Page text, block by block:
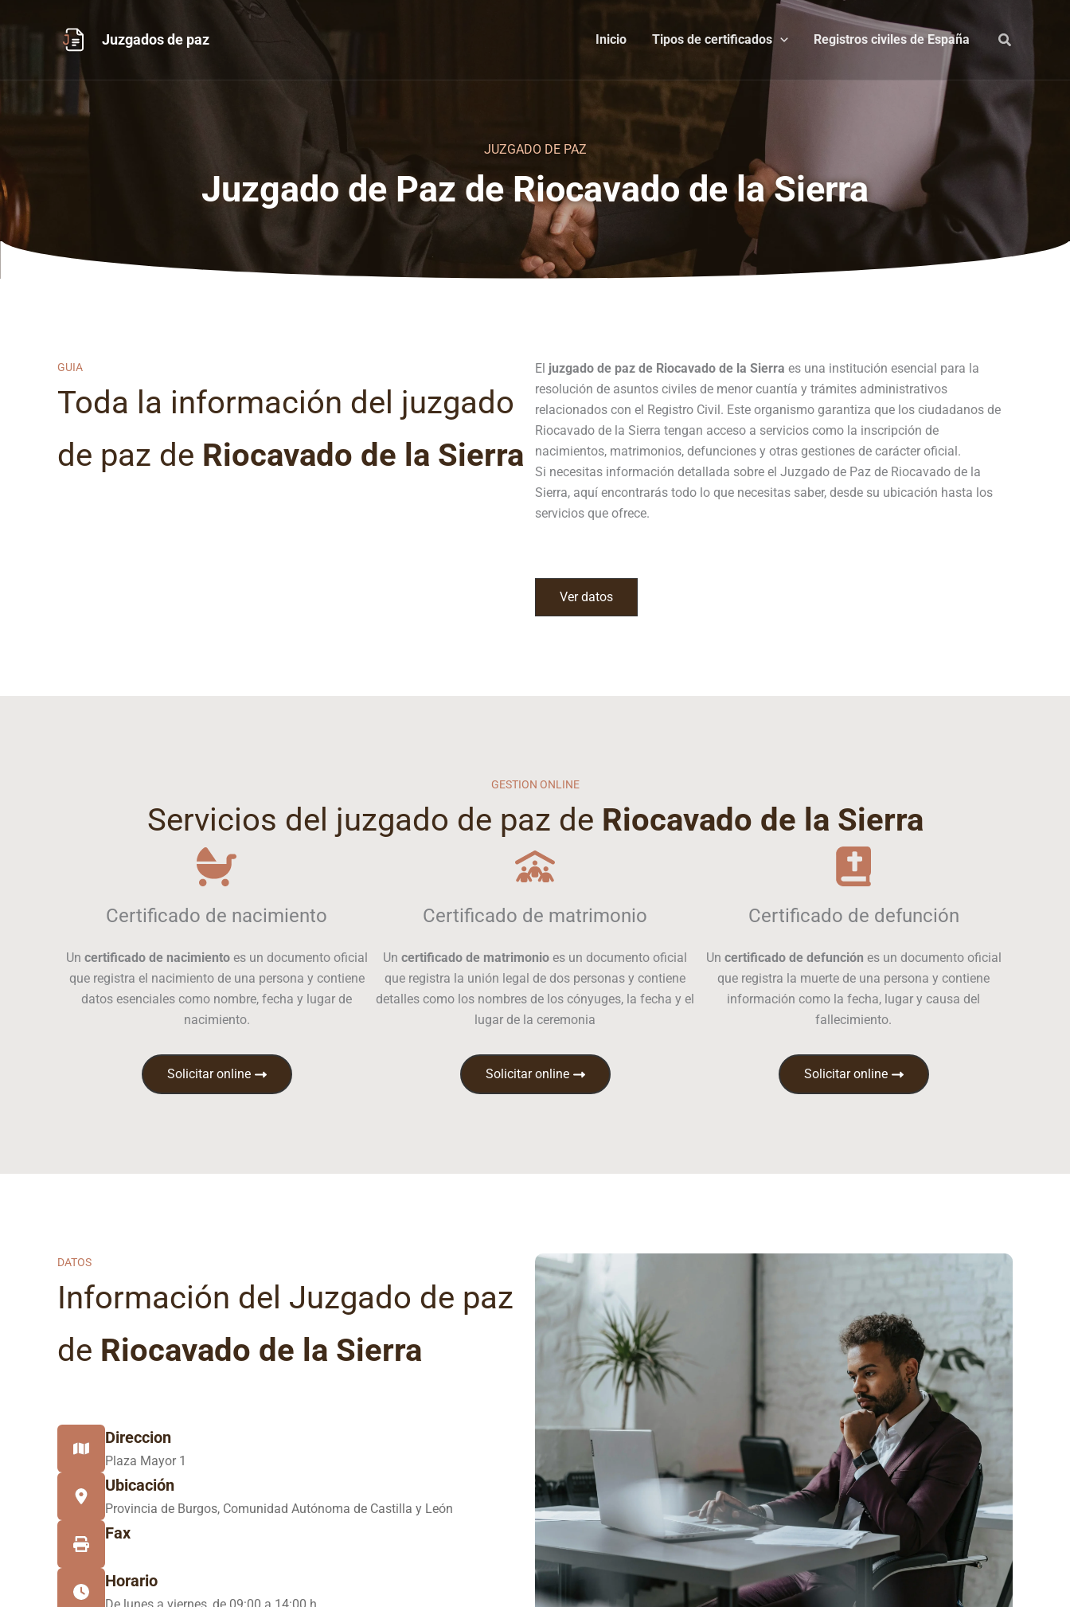
Juzgados de paz Inicio Tipos de certificados Registros civiles de España
JUZGADO DE PAZ
Juzgado de Paz de Riocavado de la Sierra
GUIA
Toda la información del juzgado
de paz de Riocavado de la Sierra
El juzgado de paz de Riocavado de la Sierra es una institución esencial para la
resolución de asuntos civiles de menor cuantía y trámites administrativos
relacionados con el Registro Civil. Este organismo garantiza que los ciudadanos de
Riocavado de la Sierra tengan acceso a servicios como la inscripción de
nacimientos, matrimonios, defunciones y otras gestiones de carácter oficial.
Si necesitas información detallada sobre el Juzgado de Paz de Riocavado de la
Sierra, aquí encontrarás todo lo que necesitas saber, desde su ubicación hasta los
servicios que ofrece.
Ver datos
GESTION ONLINE
Servicios del juzgado de paz de Riocavado de la Sierra
Certificado de nacimiento
Un certificado de nacimientoes un documento oficial
que registra el nacimiento de una persona y contiene
datos esenciales como nombre, fecha y lugar de
nacimiento.
Solicitar online
Certificado de matrimonio
Un certificado de matrimonio es un documento oficial
que registra la unión legal de dos personas y contiene
detalles como los nombres de los cónyuges, la fecha y el
lugar de la ceremonia
Solicitar online
Certificado de defunción
Un certificado de defunción es un documento oficial
que registra la muerte de una persona y contiene
información como la fecha, lugar y causa del
fallecimiento.
Solicitar online
DATOS
Información del Juzgado de paz
de Riocavado de la Sierra
Direccion
Plaza Mayor 1
Ubicación
Provincia de Burgos, Comunidad Autónoma de Castilla y León
Fax
Horario